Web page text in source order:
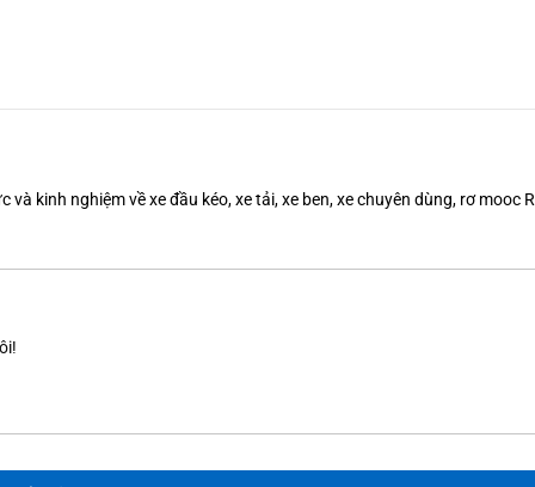
kinh nghiệm về xe đầu kéo, xe tải, xe ben, xe chuyên dùng, rơ mooc